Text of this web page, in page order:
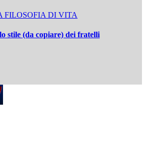
FILOSOFIA DI VITA
stile (da copiare) dei fratelli